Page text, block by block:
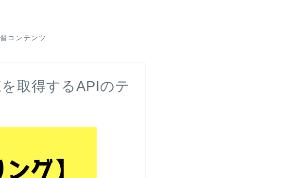
コンテンツ
取得するAPIのテ